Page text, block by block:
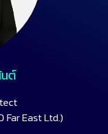
ต์
Far East Ltd.)